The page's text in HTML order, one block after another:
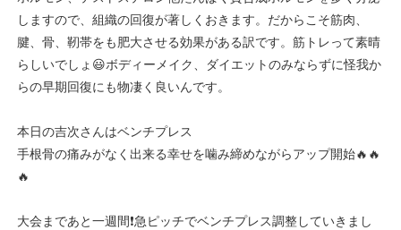
しますので、組織の回復が著しくおきます。だからこそ筋肉、
腱、骨、靭帯をも肥大させる効果がある訳です。筋トレって素晴
らしいでしょ😃ボディーメイク、ダイエットのみならずに怪我か
らの早期回復にも物凄く良いんです。
本日の吉次さんはベンチプレス
手根骨の痛みがなく出来る幸せを噛み締めながらアップ開始🔥🔥
🔥
大会まであと一週間❗急ピッチでベンチプレス調整していきまし